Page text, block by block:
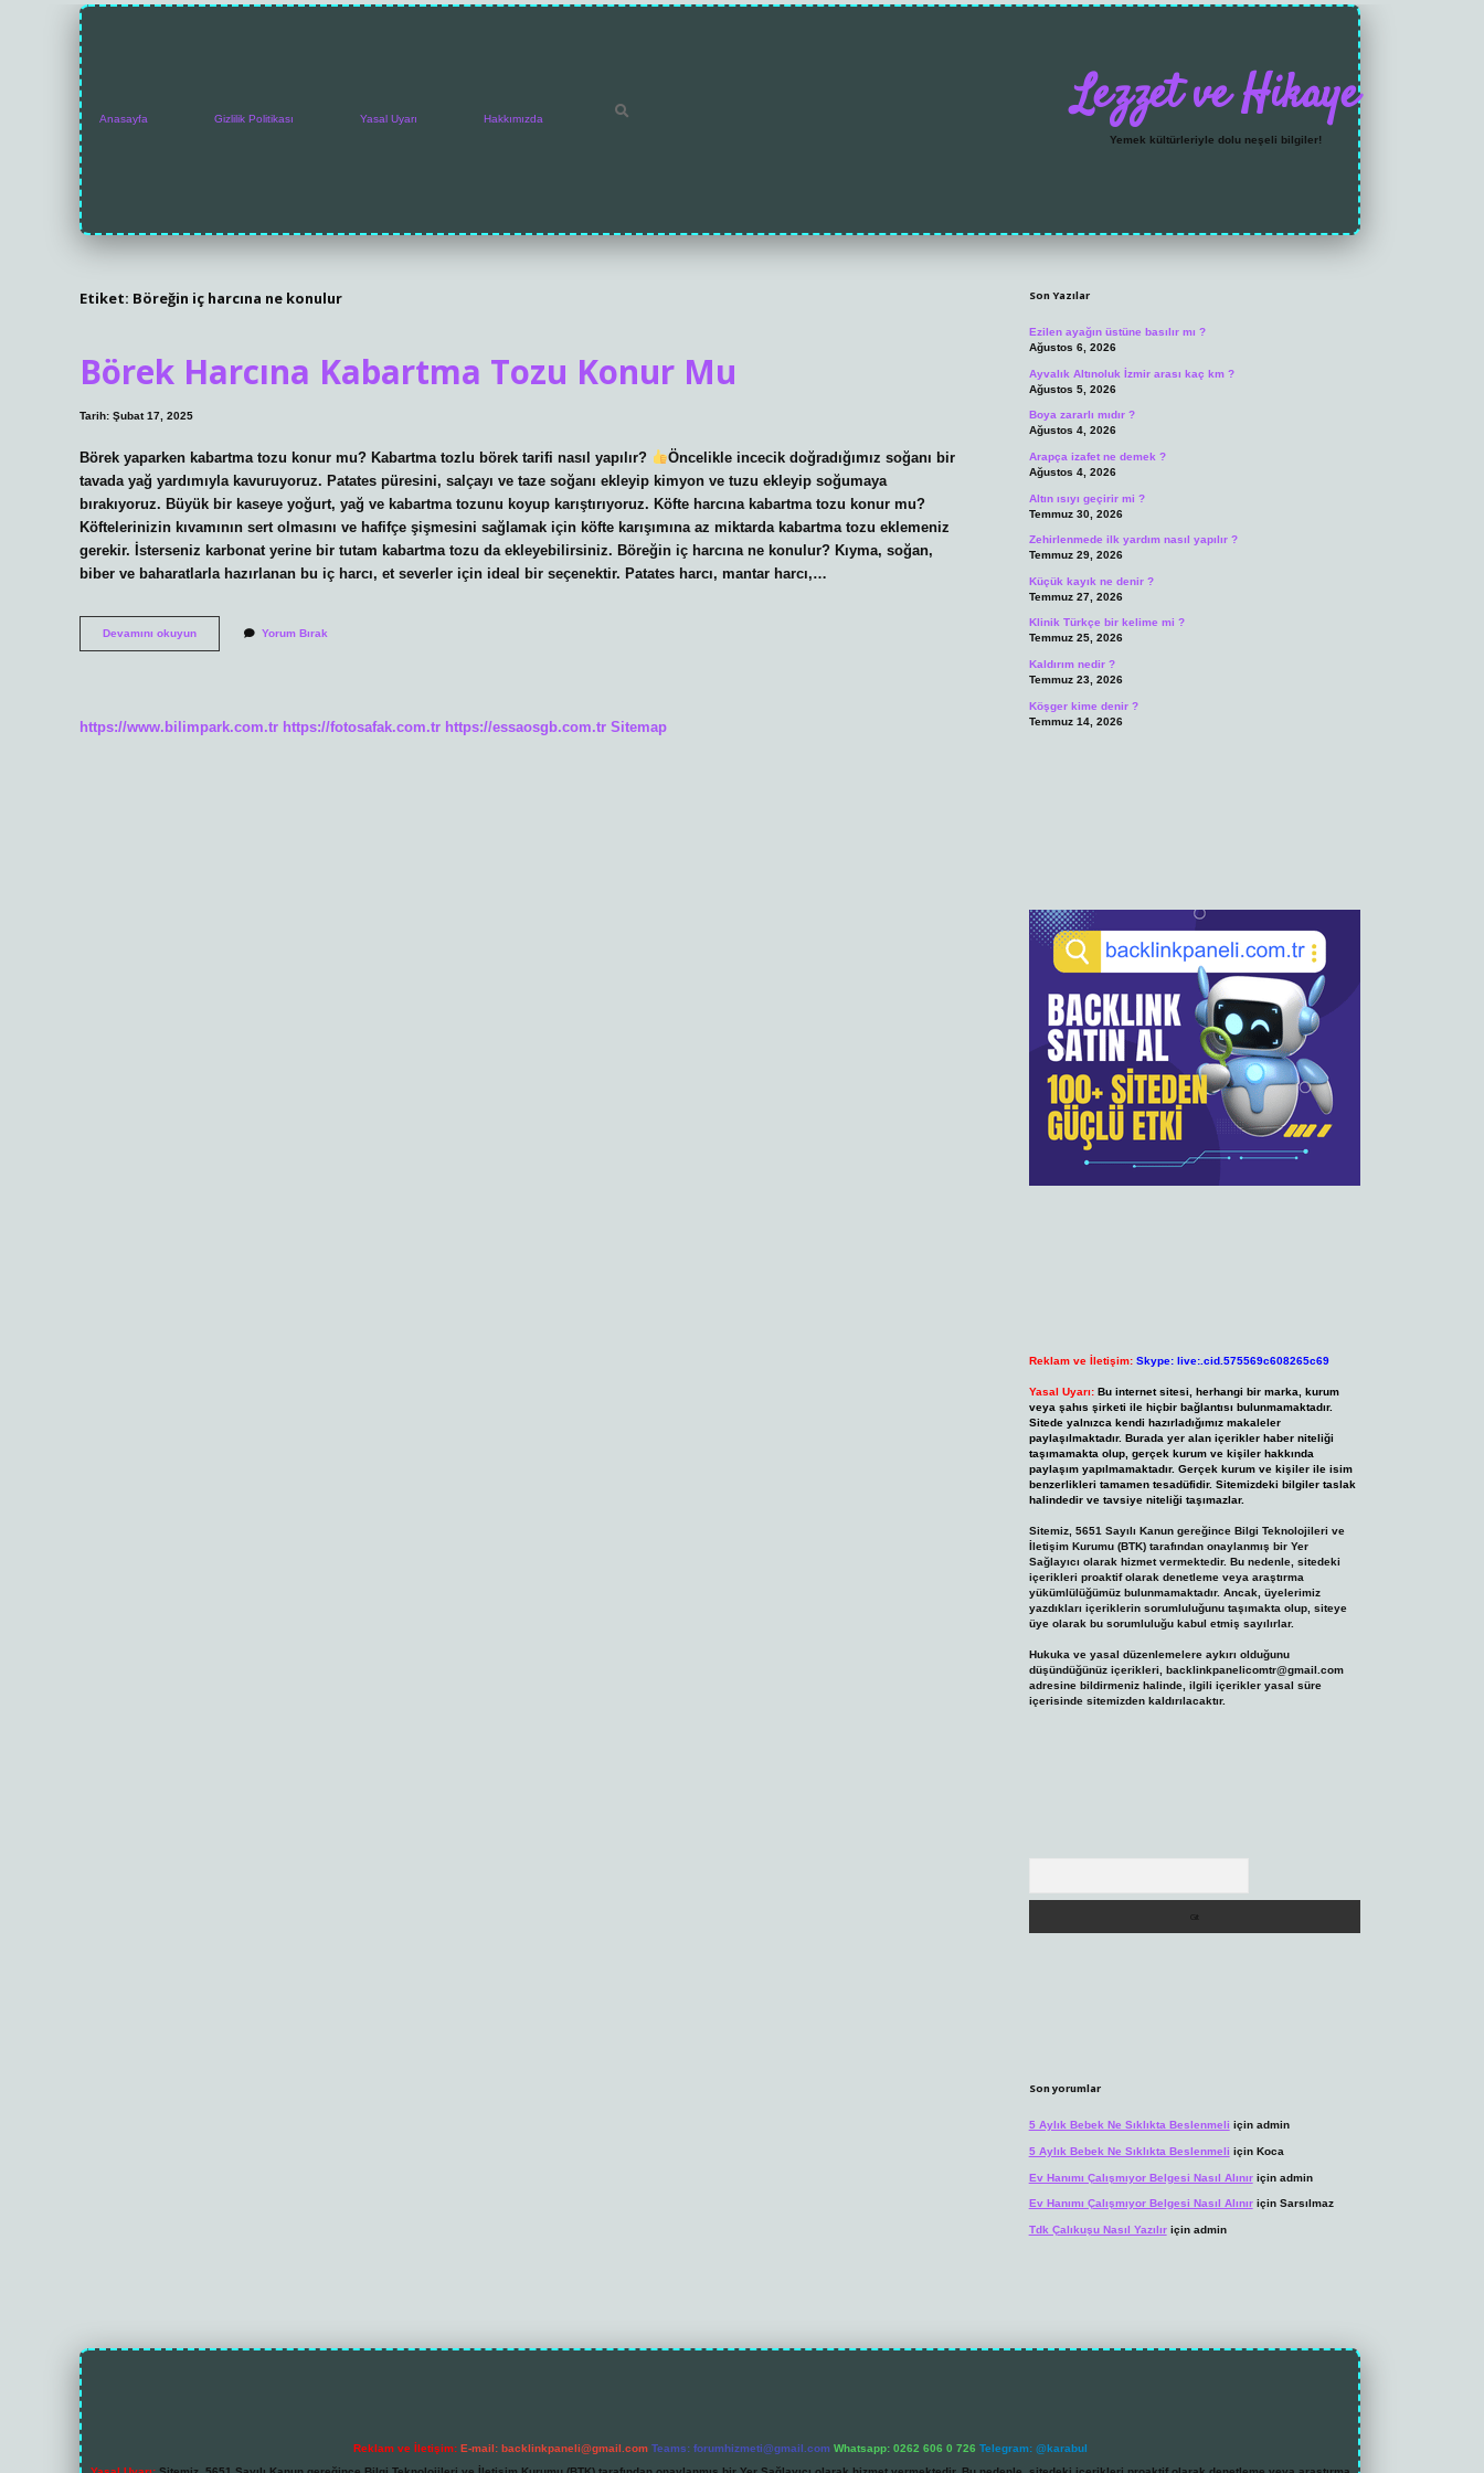
Anasayfa Gizlilik Politikası Yasal Uyarı Hakkımızda Lezzet ve Hikaye
Yemek kültürleriyle dolu neşeli bilgiler!
Etiket: Böreğin iç harcına ne konulur
Börek Harcına Kabartma Tozu Konur Mu
Tarih: Şubat 17, 2025
Börek yaparken kabartma tozu konur mu? Kabartma tozlu börek tarifi nasıl yapılır?
Öncelikle incecik doğradığımız soğanı bir
tavada yağ yardımıyla kavuruyoruz. Patates püresini, salçayı ve taze soğanı ekleyip kimyon ve tuzu ekleyip soğumaya
bırakıyoruz. Büyük bir kaseye yoğurt, yağ ve kabartma tozunu koyup karıştırıyoruz. Köfte harcına kabartma tozu konur mu?
Köftelerinizin kıvamının sert olmasını ve hafifçe şişmesini sağlamak için köfte karışımına az miktarda kabartma tozu eklemeniz
gerekir. İsterseniz karbonat yerine bir tutam kabartma tozu da ekleyebilirsiniz. Böreğin iç harcına ne konulur? Kıyma, soğan,
biber ve baharatlarla hazırlanan bu iç harcı, et severler için ideal bir seçenektir. Patates harcı, mantar harcı,…
Devamını okuyunBörek
Harcına
Yorum Bırak
https://www.bilimpark.com.tr https://fotosafak.com.tr https://essaosgb.com.tr Sitemap
Sidebar
Son Yazılar
Ezilen ayağın üstüne basılır mı ?
Ağustos 6, 2026
Ayvalık Altınoluk İzmir arası kaç km ?
Ağustos 5, 2026
Boya zararlı mıdır ?
Ağustos 4, 2026
Arapça izafet ne demek ?
Ağustos 4, 2026
Altın ısıyı geçirir mi ?
Temmuz 30, 2026
Zehirlenmede ilk yardım nasıl yapılır ?
Temmuz 29, 2026
Küçük kayık ne denir ?
Temmuz 27, 2026
Klinik Türkçe bir kelime mi ?
Temmuz 25, 2026
Kaldırım nedir ?
Temmuz 23, 2026
Köşger kime denir ?
Temmuz 14, 2026
Reklam ve İletişim: Skype: live:.cid.575569c608265c69
Yasal Uyarı: Bu internet sitesi, herhangi bir marka, kurum
veya şahıs şirketi ile hiçbir bağlantısı bulunmamaktadır.
Sitede yalnızca kendi hazırladığımız makaleler
paylaşılmaktadır. Burada yer alan içerikler haber niteliği
taşımamakta olup, gerçek kurum ve kişiler hakkında
paylaşım yapılmamaktadır. Gerçek kurum ve kişiler ile isim
benzerlikleri tamamen tesadüfidir. Sitemizdeki bilgiler taslak
halindedir ve tavsiye niteliği taşımazlar.
Sitemiz, 5651 Sayılı Kanun gereğince Bilgi Teknolojileri ve
İletişim Kurumu (BTK) tarafından onaylanmış bir Yer
Sağlayıcı olarak hizmet vermektedir. Bu nedenle, sitedeki
içerikleri proaktif olarak denetleme veya araştırma
yükümlülüğümüz bulunmamaktadır. Ancak, üyelerimiz
yazdıkları içeriklerin sorumluluğunu taşımakta olup, siteye
üye olarak bu sorumluluğu kabul etmiş sayılırlar.
Hukuka ve yasal düzenlemelere aykırı olduğunu
düşündüğünüz içerikleri, backlinkpanelicomtr@gmail.com
adresine bildirmeniz halinde, ilgili içerikler yasal süre
içerisinde sitemizden kaldırılacaktır.
Son yorumlar
5 Aylık Bebek Ne Sıklıkta Beslenmeli için admin
5 Aylık Bebek Ne Sıklıkta Beslenmeli için Koca
Ev Hanımı Çalışmıyor Belgesi Nasıl Alınıriçin admin
Ev Hanımı Çalışmıyor Belgesi Nasıl Alınıriçin Sarsılmaz
Tdk Çalıkuşu Nasıl Yazılıriçin admin
Reklam ve İletişim: E-mail: backlinkpaneli@gmail.com Teams: forumhizmeti@gmail.com Whatsapp: 0262 606 0 726 Telegram: @karabul